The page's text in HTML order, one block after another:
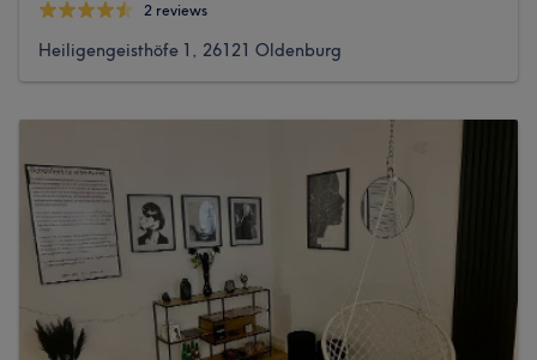
2 reviews
Heiligengeisthöfe 1, 26121 Oldenburg